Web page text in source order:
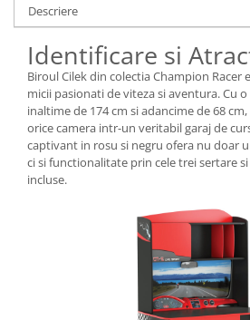
Descriere
Identificare si
Biroul Cilek din colectia Champion Racer
micii pasionati de viteza si aventura. Cu
inaltime de 174 cm si adancime de 68
orice camera intr-un veritabil garaj de
captivant in rosu si negru ofera nu doar
ci si functionalitate prin cele trei sertare
incluse.